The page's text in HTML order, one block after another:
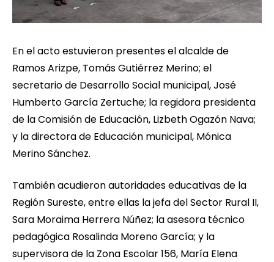
En el acto estuvieron presentes el alcalde de
Ramos Arizpe, Tomás Gutiérrez Merino; el
secretario de Desarrollo Social municipal, José
Humberto García Zertuche; la regidora presidenta
de la Comisión de Educación, Lizbeth Ogazón Nava;
y la directora de Educación municipal, Mónica
Merino Sánchez.
También acudieron autoridades educativas de la
Región Sureste, entre ellas la jefa del Sector Rural II,
Sara Moraima Herrera Núñez; la asesora técnico
pedagógica Rosalinda Moreno García; y la
supervisora de la Zona Escolar 156, María Elena